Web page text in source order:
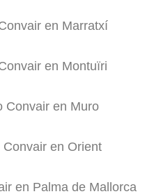
en Marratxí
en Montuïri
Convair en Muro
en Orient
en Palma de Mallorca